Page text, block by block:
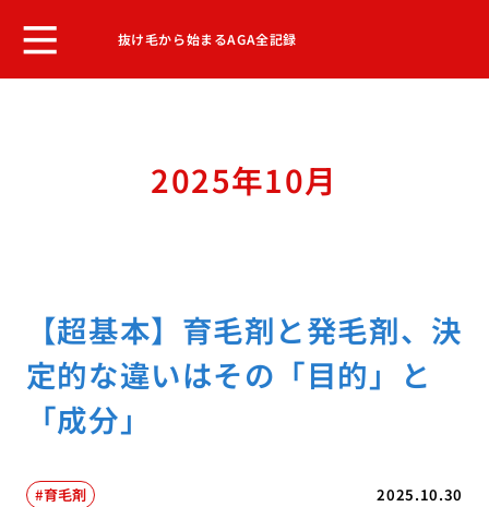
抜け毛から始まるAGA全記録
2025年10月
【超基本】育毛剤と発毛剤、決
定的な違いはその「目的」と
「成分」
2025.10.30
育毛剤